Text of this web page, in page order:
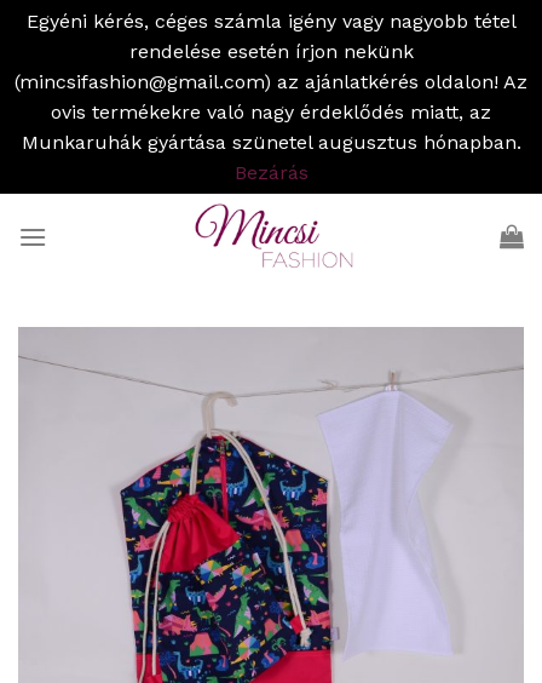
Egyéni kérés, céges számla igény vagy nagyobb tétel
rendelése esetén írjon nekünk
(mincsifashion@gmail.com) az ajánlatkérés oldalon! Az
ovis termékekre való nagy érdeklődés miatt, az
Munkaruhák gyártása szünetel augusztus hónapban.
Bezárás